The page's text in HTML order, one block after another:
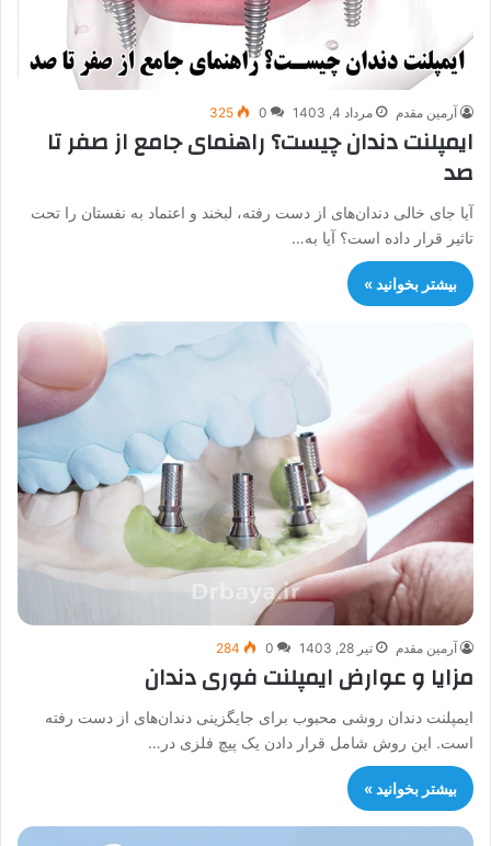
آرمین مقدم مرداد 4, 1403 0
325
ایمپلنت دندان چیست؟ راهنمای جامع از صفر تا
صد
آیا جای خالی دندان‌های از دست رفته، لبخند و اعتماد به نفستان را تحت
تاثیر قرار داده است؟ آیا به…
بیشتر بخوانید »
آرمین مقدم تیر 28, 1403 0
284
مزایا و عوارض ایمپلنت فوری دندان
ایمپلنت دندان روشی محبوب برای جایگزینی دندان‌های از دست رفته
است. این روش شامل قرار دادن یک پیچ فلزی در…
بیشتر بخوانید »